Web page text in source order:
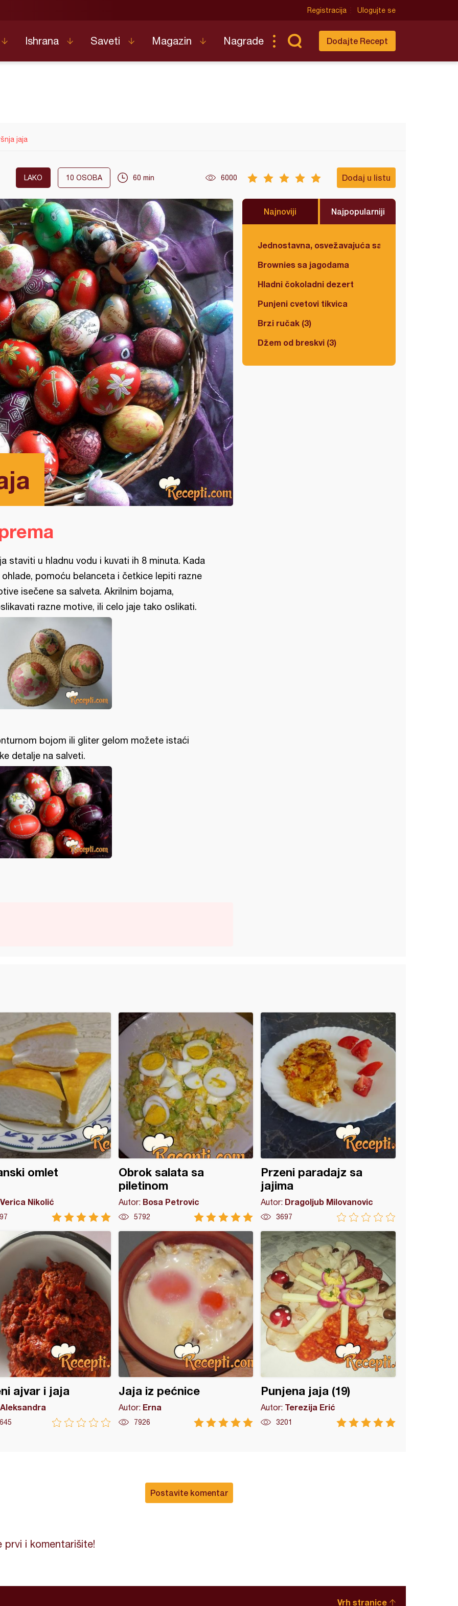
Registracija Ulogujte se
Ishrana Saveti Magazin Nagrade Dodajte Recept
jaja
LAKO 10 OSOBA 60 min 6000 Dodaj u listu
Najnoviji Najpopularniji
Jednostavna, osvežavajuća salata
Brownies sa jagodama
Hladni čokoladni dezert
Punjeni cvetovi tikvica
Brzi ručak (3)
Džem od breskvi (3)
staviti u hladnu vodu i kuvati ih 8 minuta. Kada
ohlade, pomoću belanceta i četkice lepiti razne
isečene sa salveta. Akrilnim bojama,
razne motive, ili celo jaje tako oslikati.
bojom ili gliter gelom možete istaći
detalje na salveti.
omlet
Verica Nikolić
Obrok salata sa
piletinom
Autor: Bosa Petrovic
5792
Przeni paradajz sa
jajima
Autor: Dragoljub Milovanovic
3697
ajvar i jaja
Aleksandra
Jaja iz pećnice
Autor: Erna
7926
Punjena jaja (19)
Autor: Terezija Erić
3201
Postavite komentar
prvi i komentarišite!
Vrh stranice